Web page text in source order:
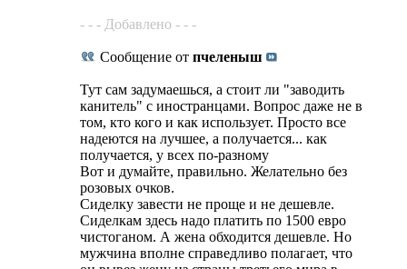
- - - Добавлено - - -
Сообщение от пчеленыш
Тут сам задумаешься, а стоит ли "заводить
канитель" с иностранцами. Вопрос даже не в
том, кто кого и как использует. Просто все
надеются на лучшее, а получается... как
получается, у всех по-разному
Вот и думайте, правильно. Желательно без
розовых очков.
Сиделку завести не проще и не дешевле.
Сиделкам здесь надо платить по 1500 евро
чистоганом. А жена обходится дешевле. Но
мужчина вполне справедливо полагает, что